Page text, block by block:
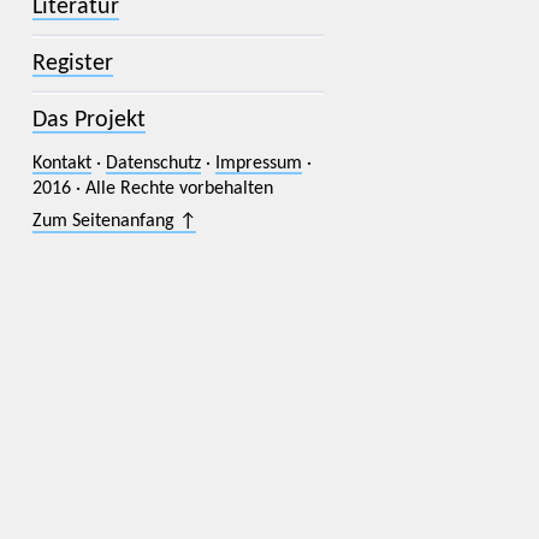
Literatur
Register
Das Projekt
Kontakt· Datenschutz· Impressum ·
2016 · Alle Rechte vorbehalten
Zum Seitenanfang ↑